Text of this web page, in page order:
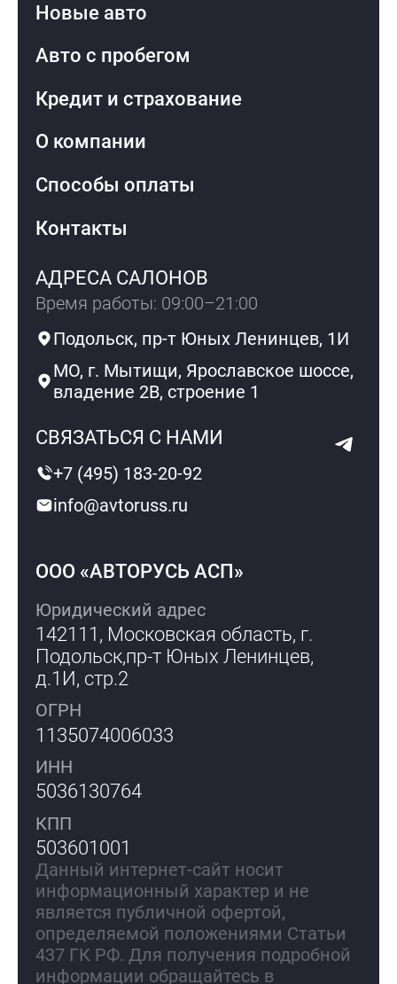
Новые авто
Авто с пробегом
Кредит и страхование
О компании
Способы оплаты
Контакты
АДРЕСА САЛОНОВ
Время работы: 09:00–21:00
Подольск, пр-т Юных Ленинцев, 1И
МО, г. Мытищи, Ярославское шоссе,
владение 2В, строение 1
СВЯЗАТЬСЯ С НАМИ
+7 (495) 183-20-92
info@avtoruss.ru
ООО «АВТОРУСЬ АСП»
Юридический адрес
142111, Московская область, г.
Подольск,пр-т Юных Ленинцев,
д.1И, стр.2
ОГРН
1135074006033
ИНН
5036130764
КПП
503601001
Данный интернет-сайт носит
информационный характер и не
является публичной офертой,
определяемой положениями Статьи
437 ГК РФ. Для получения подробной
информации обращайтесь в